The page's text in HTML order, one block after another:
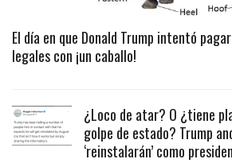
El día en que Donald Trump intentó
legales con ¡un caballo!
¿Loco de atar? O ¿tiene
golpe de estado? Trump
‘reinstalarán’ como